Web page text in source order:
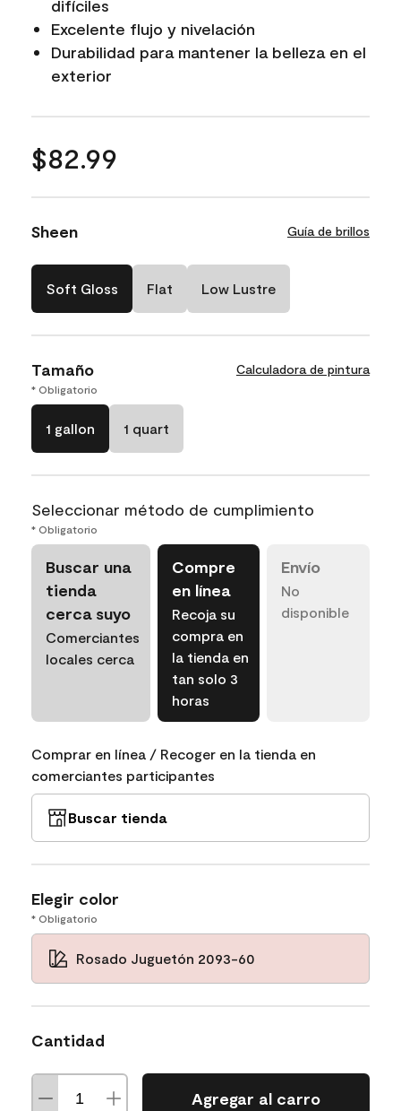
difíciles
Excelente flujo y nivelación
Durabilidad para mantener la belleza en el
exterior
$82.99
Sheen Guía de brillos
Soft Gloss Flat Low Lustre
Tamaño Calculadora de pintura
* Obligatorio
1 gallon 1 quart
Seleccionar método de cumplimiento
* Obligatorio
Buscar una
tienda
cerca suyo
Comerciantes
locales cerca
Compre
en línea
Recoja su
compra en
la tienda en
tan solo 3
horas
Envío
No
disponible
Comprar en línea / Recoger en la tienda en
comerciantes participantes
Buscar tienda
Elegir color
* Obligatorio
Rosado Juguetón 2093-60
Cantidad
Agregar al carro